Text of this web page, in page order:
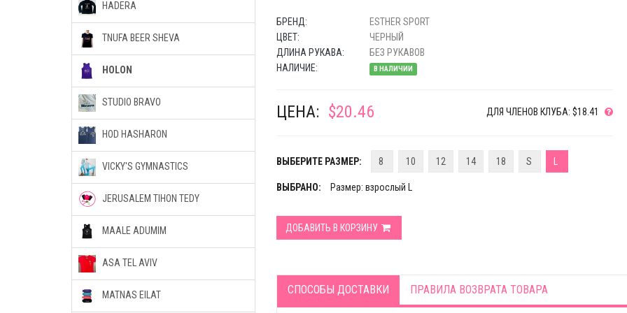
БРЕНД:
ESTHER SPORT
ЦВЕТ:
ЧЕРНЫЙ
ДЛИНА РУКАВА:
БЕЗ РУКАВОВ
НАЛИЧИЕ:
В НАЛИЧИИ
ЦЕНА: $20.46 ДЛЯ ЧЛЕНОВ КЛУБА: $18.41
ВЫБЕРИТЕ РАЗМЕР: 8 10 12 14 18 S
ВЫБРАНО: Размер: взрослый L
ДОБАВИТЬ В КОРЗИНУ
СПОСОБЫ ДОСТАВКИ ПРАВИЛА ВОЗВРАТА ТОВАРА
HADERA
TNUFA BEER SHEVA
HOLON
STUDIO BRAVO
HOD HASHARON
VICKY'S GYMNASTICS
JERUSALEM TIHON TEDY
MAALE ADUMIM
ASA TEL AVIV
MATNAS EILAT